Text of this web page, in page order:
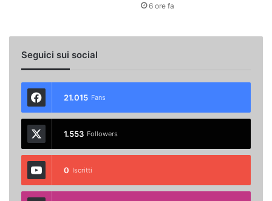
6 ore fa
Seguici sui social
21.015 Fans
1.553 Followers
0 Iscritti